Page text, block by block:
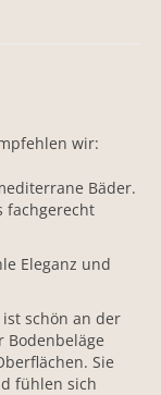
wir:
Bäder.
fachgerecht
Eleganz und
ist schön an der
Bodenbeläge
Sie
fühlen sich